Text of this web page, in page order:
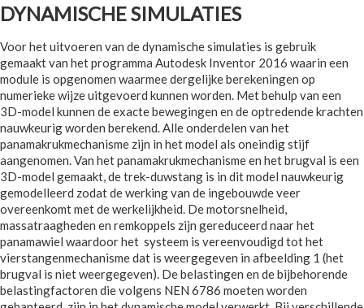
DYNAMISCHE SIMULATIES
Voor het uitvoeren van de dynamische simulaties is gebruik
gemaakt van het programma Autodesk Inventor 2016 waarin een
module is opgenomen waarmee dergelijke berekeningen op
numerieke wijze uitgevoerd kunnen worden. Met behulp van een
3D-model kunnen de exacte bewegingen en de optredende krachten
nauwkeurig worden berekend. Alle onderdelen van het
panamakrukmechanisme zijn in het model als oneindig stijf
aangenomen. Van het panamakrukmechanisme en het brugval is een
3D-model gemaakt, de trek-duwstang is in dit model nauwkeurig
gemodelleerd zodat de werking van de ingebouwde veer
overeenkomt met de werkelijkheid. De motorsnelheid,
massatraagheden en remkoppels zijn gereduceerd naar het
panamawiel waardoor het systeem is vereenvoudigd tot het
vierstangenmechanisme dat is weergegeven in afbeelding 1 (het
brugval is niet weergegeven). De belastingen en de bijbehorende
belastingfactoren die volgens NEN 6786 moeten worden